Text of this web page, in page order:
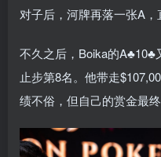
对子后，河牌再落一张A，
不久之后，Boika的A♣10♣
止步第8名。他带走
绩不俗，但自己的赏金最